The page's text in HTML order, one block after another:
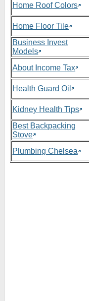
Home Roof Colors
Home Floor Tile
Business Invest
Models
About Income Tax
Health Guard Oil
Kidney Health Tips
Best Backpacking
Stove
Plumbing Chelsea